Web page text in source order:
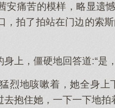
安痛苦的模样，略显遗
，拍了拍站在门边的索
上，僵硬地回答道:“是
烈地咳嗽着，她全身
抱住她，一下一下地拍